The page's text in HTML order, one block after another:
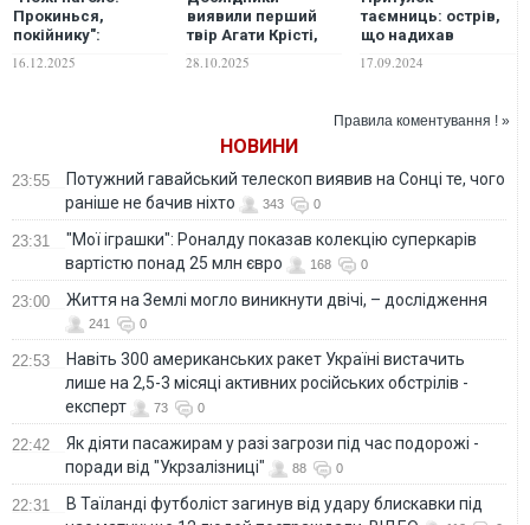
Прокинься,
покійнику":
похмуро
естетичний та
16.12.2025
виявили перший
твір Агати Крісті,
який датується
1905 роком
28.10.2025
таємниць: острів,
що надихав
письменницю
Агату Крісті,
17.09.2024
Правила коментування ! »
НОВИНИ
23:55
Потужний гавайський телескоп виявив на Сонці те, чого
раніше не бачив ніхто
343 0
23:31
"Мої іграшки": Роналду показав колекцію суперкарів
вартістю понад 25 млн євро
168 0
23:00 Життя на Землі могло виникнути двічі, – дослідження
241 0
22:53
Навіть 300 американських ракет Україні вистачить
лише на 2,5-3 місяці активних російських обстрілів -
експерт
73 0
22:42
Як діяти пасажирам у разі загрози під час подорожі -
поради від "Укрзалізниці"
88 0
22:31
В Таїланді футболіст загинув від удару блискавки під